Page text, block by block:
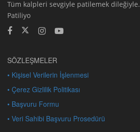
Tüm kalpleri sevgiyle patilemek dileğiyle.
Patiliyo
SÖZLEŞMELER
• Kişisel Verilerin İşlenmesi
• Çerez Gizlilik Politikası
• Başvuru Formu
• Veri Sahibi Başvuru Prosedürü